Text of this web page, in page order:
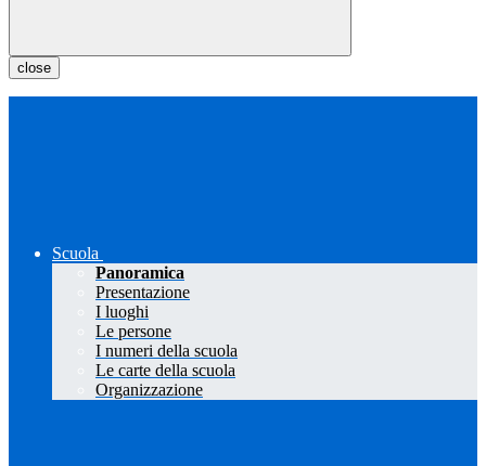
close
Scuola
Panoramica
Presentazione
I luoghi
Le persone
I numeri della scuola
Le carte della scuola
Organizzazione